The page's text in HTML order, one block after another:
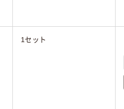
1セット